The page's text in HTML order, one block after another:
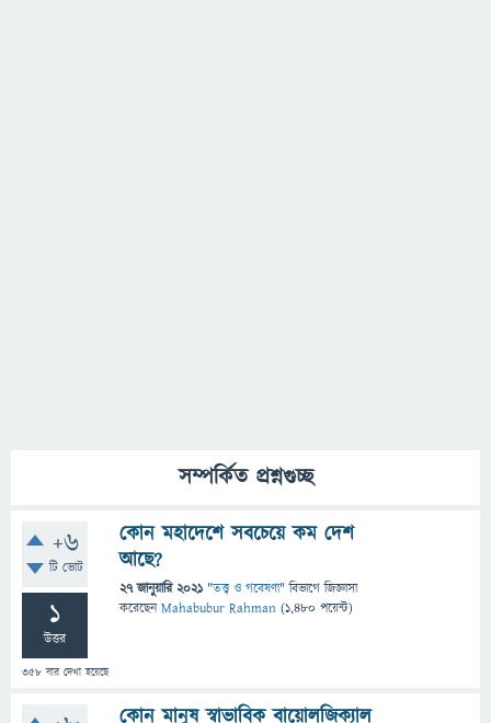
সম্পর্কিত প্রশ্নগুচ্ছ
+6
টি ভোট
1
উত্তর
358 বার দেখা হয়েছে
কোন মহাদেশে সবচেয়ে কম দেশ
আছে?
27 জানুয়ারি 2021 "তত্ত্ব ও গবেষণা" বিভাগে জিজ্ঞাসা
করেছেনMahabubur Rahman (1,480 পয়েন্ট)
কোন মানুষ স্বাভাবিক বায়োলজিক্যাল